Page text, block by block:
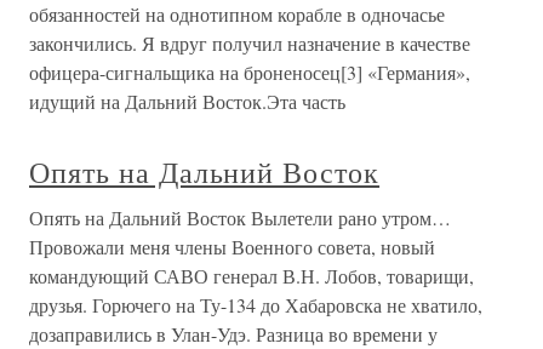
обязанностей на однотипном корабле в одночасье
закончились. Я вдруг получил назначение в качестве
офицера-сигнальщика на броненосец[3] «Германия»,
идущий на Дальний Восток.Эта часть
Опять на Дальний Восток
Опять на Дальний Восток Вылетели рано утром…
Провожали меня члены Военного совета, новый
командующий САВО генерал В.Н. Лобов, товарищи,
друзья. Горючего на Ту-134 до Хабаровска не хватило,
дозаправились в Улан-Удэ. Разница во времени у